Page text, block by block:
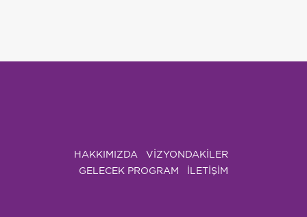
HAKKIMIZDA
VIZYONDAKILER
GELECEK PROGRAM
İLETİŞİM